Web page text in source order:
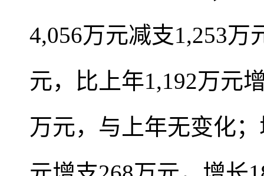
4,056万元减支1,253万
元，比上年1,192万元
万元，与上年无变化